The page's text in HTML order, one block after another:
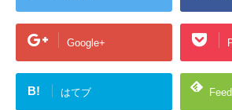
Google+
B! はてブ